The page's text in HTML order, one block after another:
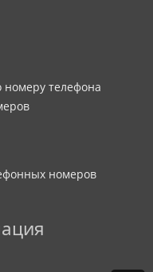
номеру телефона
номеров